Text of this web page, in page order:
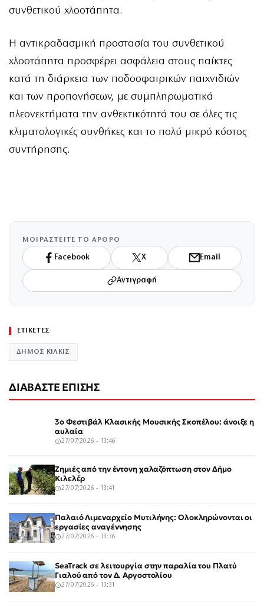
συνθετικού χλοοτάπητα.
Η αντικραδασμική προστασία του συνθετικού
χλοοτάπητα προσφέρει ασφάλεια στους παίκτες
κατά τη διάρκεια των ποδοσφαιρικών παιχνιδιών
και των προπονήσεων, με συμπληρωματικά
πλεονεκτήματα την ανθεκτικότητά του σε όλες τις
κλιματολογικές συνθήκες και το πολύ μικρό κόστος
συντήρησης.
ΜΟΙΡΑΣΤΕΙΤΕ ΤΟ ΑΡΘΡΟ
Facebook X Email
Αντιγραφή
ΕΤΙΚΕΤΕΣ
ΔΗΜΟΣ ΚΙΛΚΙΣ
ΔΙΑΒΑΣΤΕ ΕΠΙΣΗΣ
3ο Φεστιβάλ Κλασικής Μουσικής Σκοπέλου: άνοιξε η
αυλαία
27/07/2026 - 13:46
Ζημιές από την έντονη χαλαζόπτωση στον Δήμο
Κιλελέρ
27/07/2026 - 13:41
Παλαιό Λιμεναρχείο Μυτιλήνης: Ολοκληρώνονται οι
εργασίες αναγέννησης
27/07/2026 - 13:36
SeaTrack σε λειτουργία στην παραλία του Πλατύ
Γιαλού από τον Δ. Αργοστολίου
27/07/2026 - 13:31